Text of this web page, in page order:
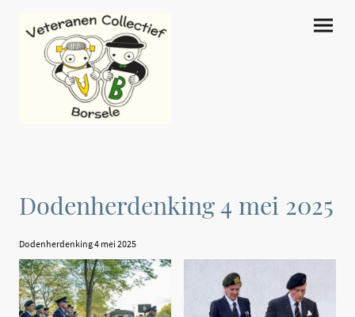
Dodenherdenking 4 mei 2025
Dodenherdenking 4 mei 2025